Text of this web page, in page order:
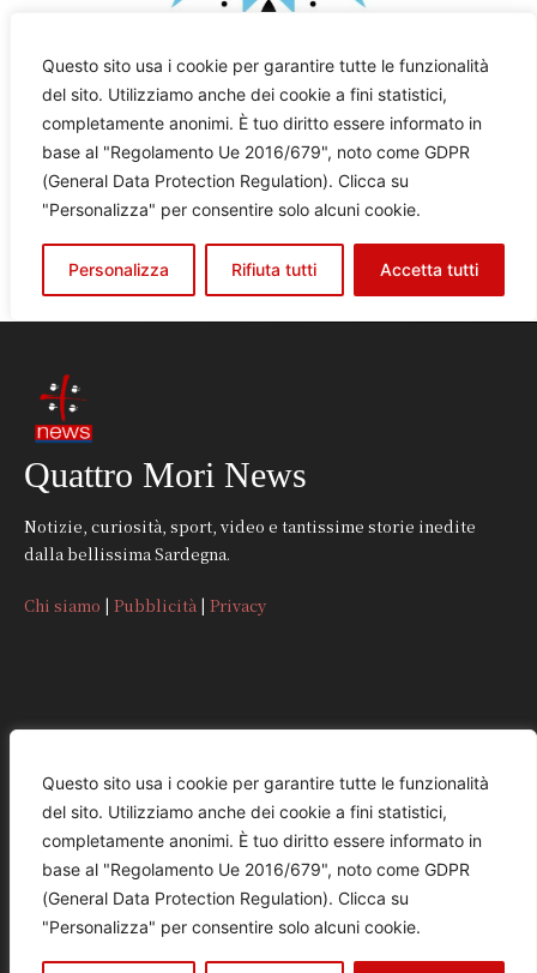
Questo sito usa i cookie per garantire tutte le funzionalità
del sito. Utilizziamo anche dei cookie a fini statistici,
completamente anonimi. È tuo diritto essere informato in
base al "Regolamento Ue 2016/679", noto come GDPR
(General Data Protection Regulation). Clicca su
"Personalizza" per consentire solo alcuni cookie.
Quattro Mori News
Notizie, curiosità, sport, video e tantissime storie inedite
dalla bellissima Sardegna.
Chi siamo | Pubblicità | Privacy
CONTATTI
REDAZIONE
redazione@quattromorinews.it
COMMERCIALE
commerciale@quattromorinews.it